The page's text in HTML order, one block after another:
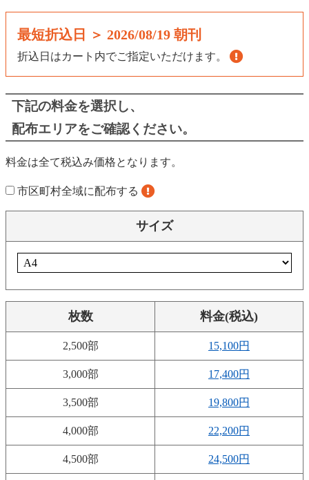
最短折込日 ＞ 2026/08/19 朝刊
折込日はカート内でご指定いただけます。
下記の料金を選択し、
配布エリアをご確認ください。
料金は全て税込み価格となります。
市区町村全域に配布する
サイズ
枚数 料金(税込)
2,500部 15,100円
3,000部 17,400円
3,500部 19,800円
4,000部 22,200円
4,500部 24,500円